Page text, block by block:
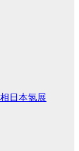
日本氢展